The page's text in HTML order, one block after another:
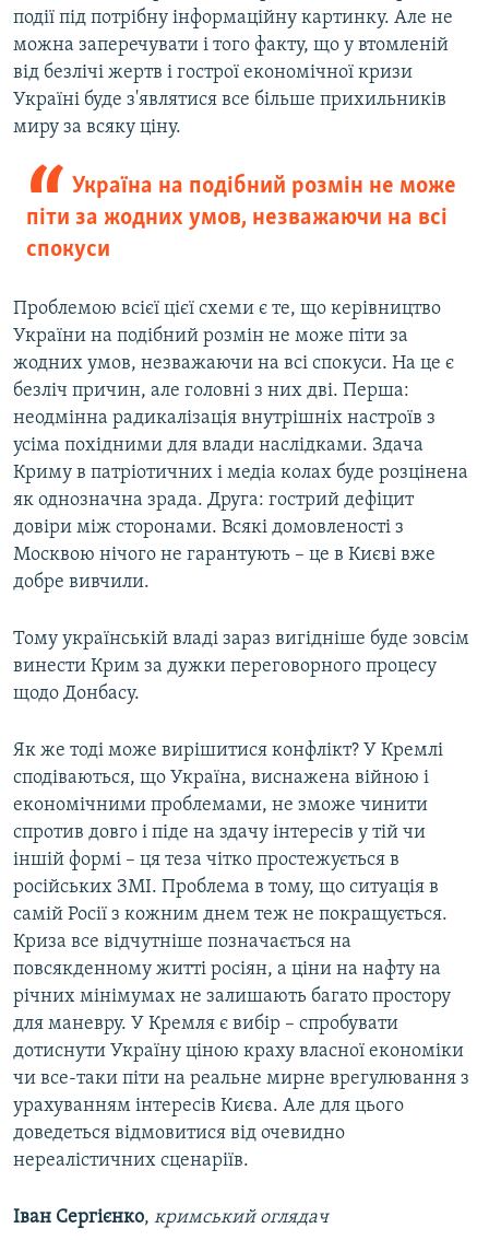
події під потрібну інформаційну картинку. Але не
можна заперечувати і того факту, що у втомленій
від безлічі жертв і гострої економічної кризи
Україні буде з'являтися все більше прихильників
миру за всяку ціну.
Україна на подібний розмін не може
піти за жодних умов, незважаючи на всі
спокуси
Проблемою всієї цієї схеми є те, що керівництво
України на подібний розмін не може піти за
жодних умов, незважаючи на всі спокуси. На це є
безліч причин, але головні з них дві. Перша:
неодмінна радикалізація внутрішніх настроїв з
усіма похідними для влади наслідками. Здача
Криму в патріотичних і медіа колах буде розцінена
як однозначна зрада. Друга: гострий дефіцит
довіри між сторонами. Всякі домовленості з
Москвою нічого не гарантують – це в Києві вже
добре вивчили.
Тому українській владі зараз вигідніше буде зовсім
винести Крим за дужки переговорного процесу
щодо Донбасу.
Як же тоді може вирішитися конфлікт? У Кремлі
сподіваються, що Україна, виснажена війною і
економічними проблемами, не зможе чинити
спротив довго і піде на здачу інтересів у тій чи
іншій формі – ця теза чітко простежується в
російських ЗМІ. Проблема в тому, що ситуація в
самій Росії з кожним днем теж не покращується.
Криза все відчутніше позначається на
повсякденному житті росіян, а ціни на нафту на
річних мінімумах не залишають багато простору
для маневру. У Кремля є вибір – спробувати
дотиснути Україну ціною краху власної економіки
чи все-таки піти на реальне мирне врегулювання з
урахуванням інтересів Києва. Але для цього
доведеться відмовитися від очевидно
нереалістичних сценаріїв.
Іван Сергієнко, кримський оглядач